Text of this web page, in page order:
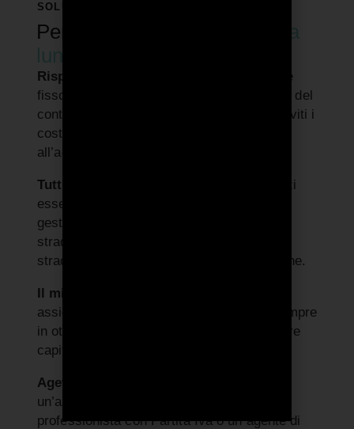
SOLUZIONI PER IL BUSINESS
Perché conviene il
lungo termine?
Risparmi soldi e tempo:
Paghi un canone
fisso mensile, personalizzato per la durata del
contratto e il chilometraggio prestabilito. Eviti i
costi, la burocrazia e le lungaggini legate
all’acquisto o al leasing di un veicolo.
Tutti i servizi inclusi:
Godi di tutti i servizi
essenziali, tra cui coperture assicurative,
gestione burocratica e sinistri, soccorso
stradale H24, manutenzione ordinaria e
straordinaria, assistenza e immatricolazione.
Il miglior veicolo per il tuo business:
assicuri l’auto ideale per la tua attività, sempre
in ottime condizioni, senza dover impegnare
capitale o fare investimenti iniziali.
Agevolazioni fiscali garantite
un’azienda, di qualunque dimensione, un
professionista con Partita Iva o un agente di